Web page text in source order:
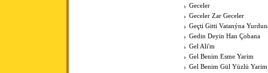
Geceler
Geceler Zar Geceler
Geçti Gitti Vatanýna
Gedin Deyin Han Çobana
Gel Ali'm
Gel Benim Esme Yarim
Gel Benim Gül Yüzlü Yarim